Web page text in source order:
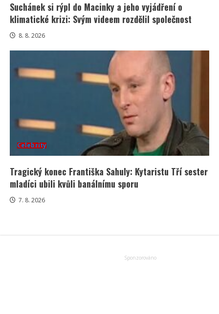
Suchánek si rýpl do Macinky a jeho vyjádření o
klimatické krizi: Svým videem rozdělil společnost
8. 8. 2026
Celebrity
Tragický konec Františka Sahuly: Kytaristu Tří sester
mladíci ubili kvůli banálnímu sporu
7. 8. 2026